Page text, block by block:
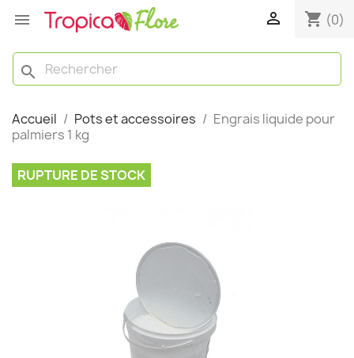
  shopping_cart (0)
search
Accueil Pots et accessoires
Engrais liquide pour
palmiers 1 kg
RUPTURE DE STOCK